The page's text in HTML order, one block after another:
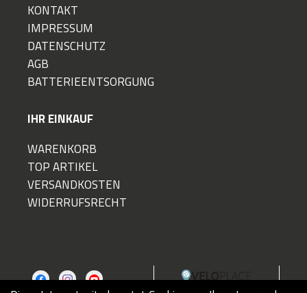
KONTAKT
IMPRESSUM
DATENSCHUTZ
AGB
BATTERIEENTSORGUNG
IHR EINKAUF
WARENKORB
TOP ARTIKEL
VERSANDKOSTEN
WIDERRUFSRECHT